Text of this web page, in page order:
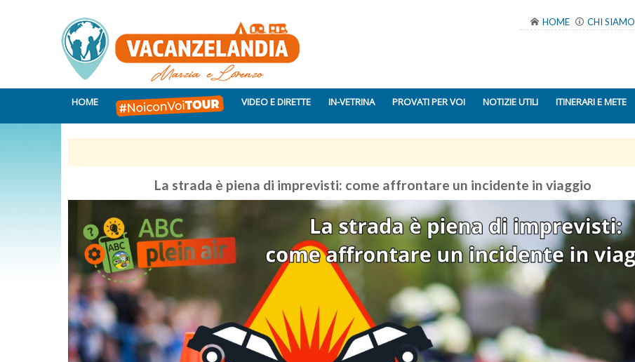
HOME CHI SIAMO
HOME VIDEO E DIRETTE IN-VETRINA PROVATI PER VOI NOTIZIE UTILI ITINERARI E METE
La strada è piena di imprevisti: come affrontare un incidente in viaggio